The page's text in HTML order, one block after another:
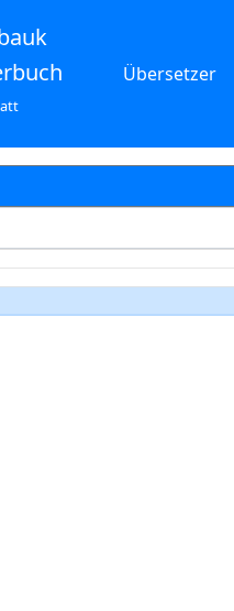
Übersetzer